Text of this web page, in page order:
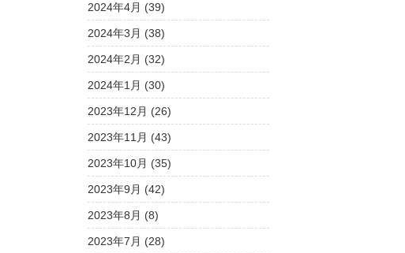
2024年4月 (39)
2024年3月 (38)
2024年2月 (32)
2024年1月 (30)
2023年12月 (26)
2023年11月 (43)
2023年10月 (35)
2023年9月 (42)
2023年8月 (8)
2023年7月 (28)